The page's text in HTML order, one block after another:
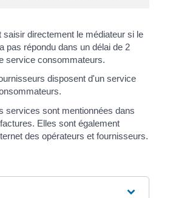
saisir directement le médiateur si le
pas répondu dans un délai de 2
service consommateurs.
disposent d'un service
services sont mentionnées dans
Elles sont également
des opérateurs et fournisseurs.